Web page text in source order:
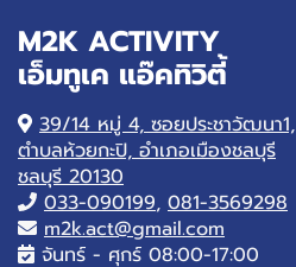
M2K ACTIVITY
เอ็มทูเค แอ๊คทิวิตี้
39/14 หมู่ 4, ซอยประชาวัฒนา1,
ตำบลห้วยกะปิ, อำเภอเมืองชลบุรี
ชลบุรี 20130
033-090199, 081-3569298
m2k.act@gmail.com
จันทร์ - ศุกร์ 08:00-17:00